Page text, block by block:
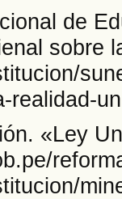
de
sobre
realidad-
«Ley